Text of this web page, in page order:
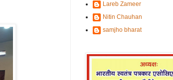
Lareb Zameer
Nitin Chauhan
samjho bharat